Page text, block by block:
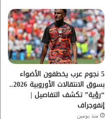
ي
و
ب
ت
ق
ر
م
5 نجوم عرب يخطفون الأضواء
بسوق الانتقالات الأوروبية 2026..
“رؤية” تكشف التفاصيل |
إنفوجراف
منذ يومين